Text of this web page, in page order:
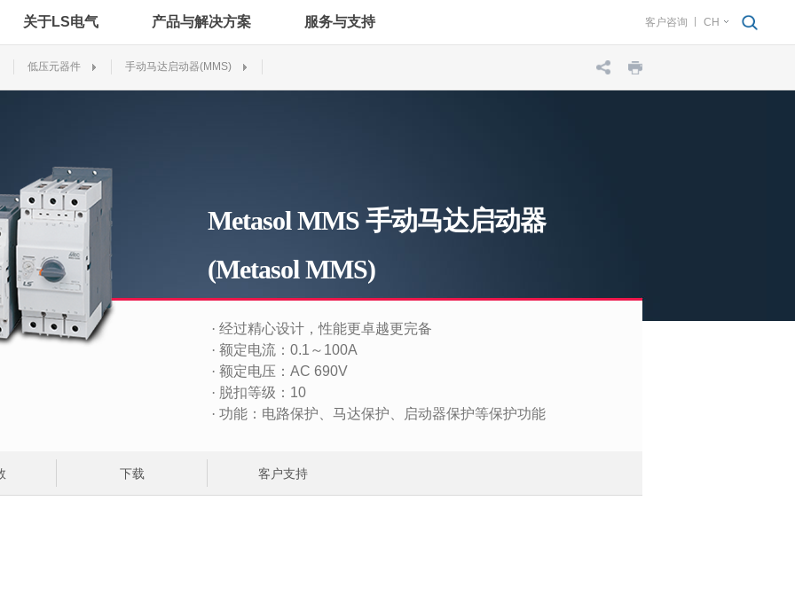
关于LS电气 产品与解决方案 服务与支持 客户咨询 CH
低压元器件 手动马达启动器(MMS)
Metasol MMS 手动马达启动器
(Metasol MMS)
· 经过精心设计，性能更卓越更完备
· 额定电流：0.1～100A
· 额定电压：AC 690V
· 脱扣等级：10
· 功能：电路保护、马达保护、启动器保护等保护功能
下载 客户支持